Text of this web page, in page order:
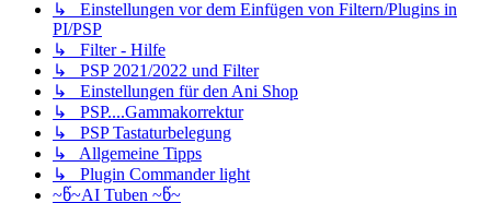
↳ Einstellungen vor dem Einfügen von Filtern/Plugins in
PI/PSP
↳ Filter - Hilfe
↳ PSP 2021/2022 und Filter
↳ Einstellungen für den Ani Shop
↳ PSP....Gammakorrektur
↳ PSP Tastaturbelegung
↳ Allgemeine Tipps
↳ Plugin Commander light
~წ~AI Tuben ~წ~